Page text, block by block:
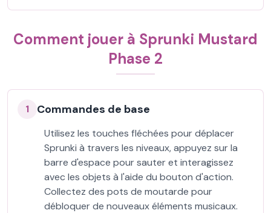
Comment jouer à Sprunki Mustard
Phase 2
1 Commandes de base
Utilisez les touches fléchées pour déplacer
Sprunki à travers les niveaux, appuyez sur la
barre d'espace pour sauter et interagissez
avec les objets à l'aide du bouton d'action.
Collectez des pots de moutarde pour
débloquer de nouveaux éléments musicaux.